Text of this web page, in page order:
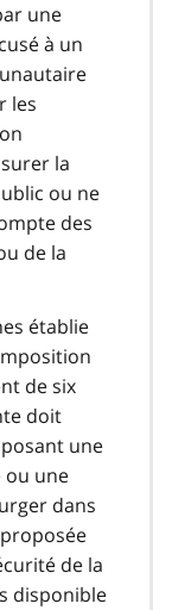
une
à un
les
la
ou ne
des
de la
établie
de six
doit
une
ou une
dans
de la
disponible